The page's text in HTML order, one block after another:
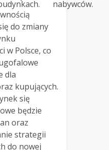
nabywców.
do zmiany
w Polsce, co
dla
kupujących.
się
będzie
oraz
strategii
do nowej